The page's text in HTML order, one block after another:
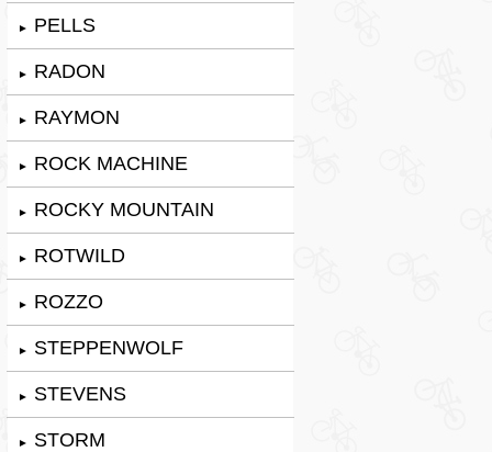
► PELLS
► RADON
► RAYMON
► ROCK MACHINE
► ROCKY MOUNTAIN
► ROTWILD
► ROZZO
► STEPPENWOLF
► STEVENS
► STORM